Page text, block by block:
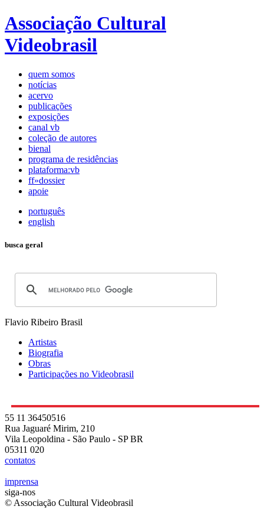
Associação Cultural
Videobrasil
quem somos
notícias
acervo
publicações
exposições
canal vb
coleção de autores
bienal
programa de residências
plataforma:vb
ff»dossier
apoie
português
english
busca geral
Flavio Ribeiro Brasil
Artistas
Biografia
Obras
Participações no Videobrasil
55 11 36450516
Rua Jaguaré Mirim, 210
Vila Leopoldina - São Paulo - SP BR
05311 020
contatos
imprensa
siga-nos
© Associação Cultural Videobrasil